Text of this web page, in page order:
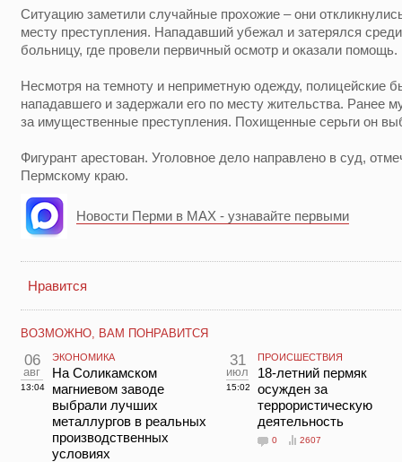
Ситуацию заметили случайные прохожие – они
месту преступления. Нападавший убежал и затерялся
больницу, где провели первичный осмотр и оказали помощь.
Несмотря на темноту и неприметную одежду, полицейские
нападавшего и задержали его по месту жительства. Ранее
за имущественные преступления. Похищенные серьги он
Фигурант арестован. Уголовное дело направлено в суд,
Пермскому краю.
Новости Перми в MAX - узнавайте первыми
Нравится
ВОЗМОЖНО, ВАМ ПОНРАВИТСЯ
06
авг
13:04
ЭКОНОМИКА
На Соликамском
магниевом заводе
выбрали лучших
металлургов в реальных
производственных
условиях
31
июл
15:02
ПРОИСШЕСТВИЯ
18-летний пермяк
осужден за
террористическую
деятельность
0 2607